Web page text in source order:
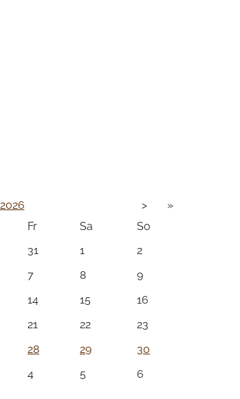
2026 >
»
Fr Sa
So
31 1
2
7 8
9
14 15
16
21 22
23
28 29
30
4 5 6